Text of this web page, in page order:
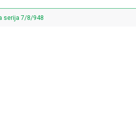
serija 7/8/948